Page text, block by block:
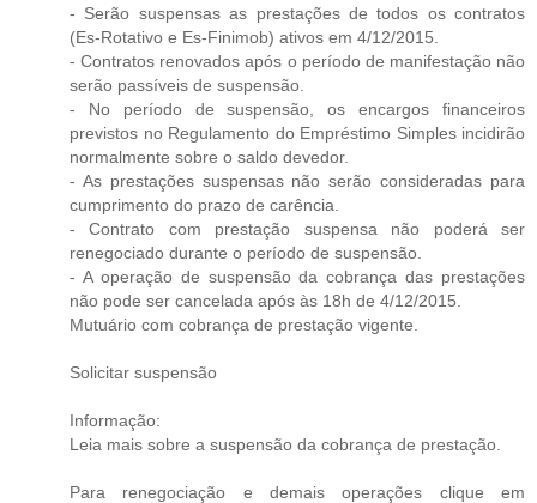
- Serão suspensas as prestações de todos os contratos
(Es-Rotativo e Es-Finimob) ativos em 4/12/2015.
- Contratos renovados após o período de manifestação não
serão passíveis de suspensão.
- No período de suspensão, os encargos financeiros
previstos no Regulamento do Empréstimo Simples incidirão
normalmente sobre o saldo devedor.
- As prestações suspensas não serão consideradas para
cumprimento do prazo de carência.
- Contrato com prestação suspensa não poderá ser
renegociado durante o período de suspensão.
- A operação de suspensão da cobrança das prestações
não pode ser cancelada após às 18h de 4/12/2015.
Mutuário com cobrança de prestação vigente.
Solicitar suspensão
Informação:
Leia mais sobre a suspensão da cobrança de prestação.
Para renegociação e demais operações clique em